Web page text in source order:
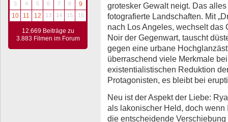
3
4 5 6 7 8
9
10
11 12 13 14 15 16
12.669 Beiträge zu
3.883 Filmen im Forum
grotesker Gewalt neigt. Das
fotografierte Landschaften. Mit
nach Los Angeles, wechselt das
Noir der Gegenwart, tauscht
gegen eine urbane
überraschend viele Merkmale
existentialistischen Reduktion
Protagonisten, es bleibt bei
Neu ist der Aspekt der Liebe:
als lakonischer Held, doch wenn
die entscheidende